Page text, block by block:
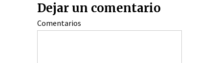
Dejar un comentario
Comentarios